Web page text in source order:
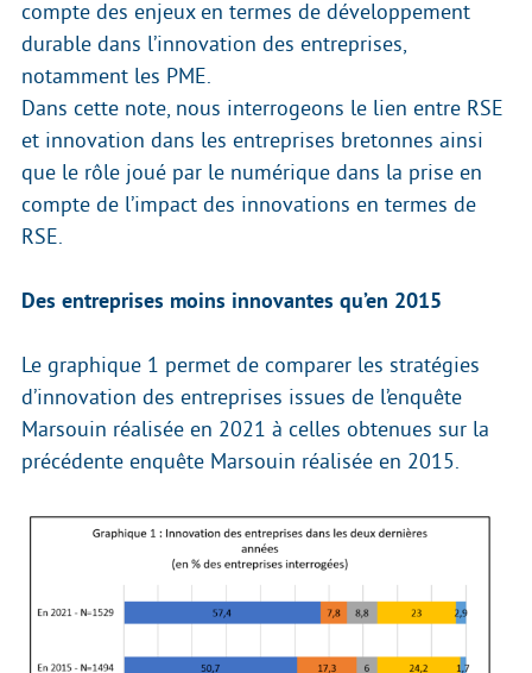
compte des enjeux en termes de développement
durable dans l’innovation des entreprises,
notamment les PME.
Dans cette note, nous interrogeons le lien entre RSE
et innovation dans les entreprises bretonnes ainsi
que le rôle joué par le numérique dans la prise en
compte de l’impact des innovations en termes de
RSE.
Des entreprises moins innovantes qu’en 2015
Le graphique 1 permet de comparer les stratégies
d’innovation des entreprises issues de l’enquête
Marsouin réalisée en 2021 à celles obtenues sur la
précédente enquête Marsouin réalisée en 2015.